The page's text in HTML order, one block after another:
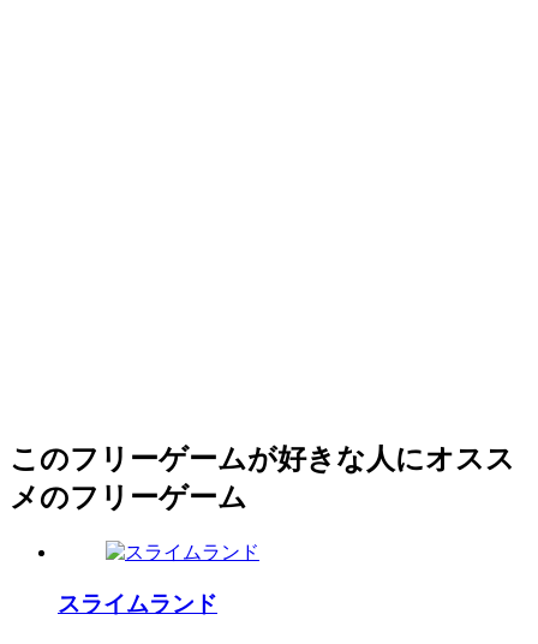
このフリーゲームが好きな人にオスス
メのフリーゲーム
スライムランド